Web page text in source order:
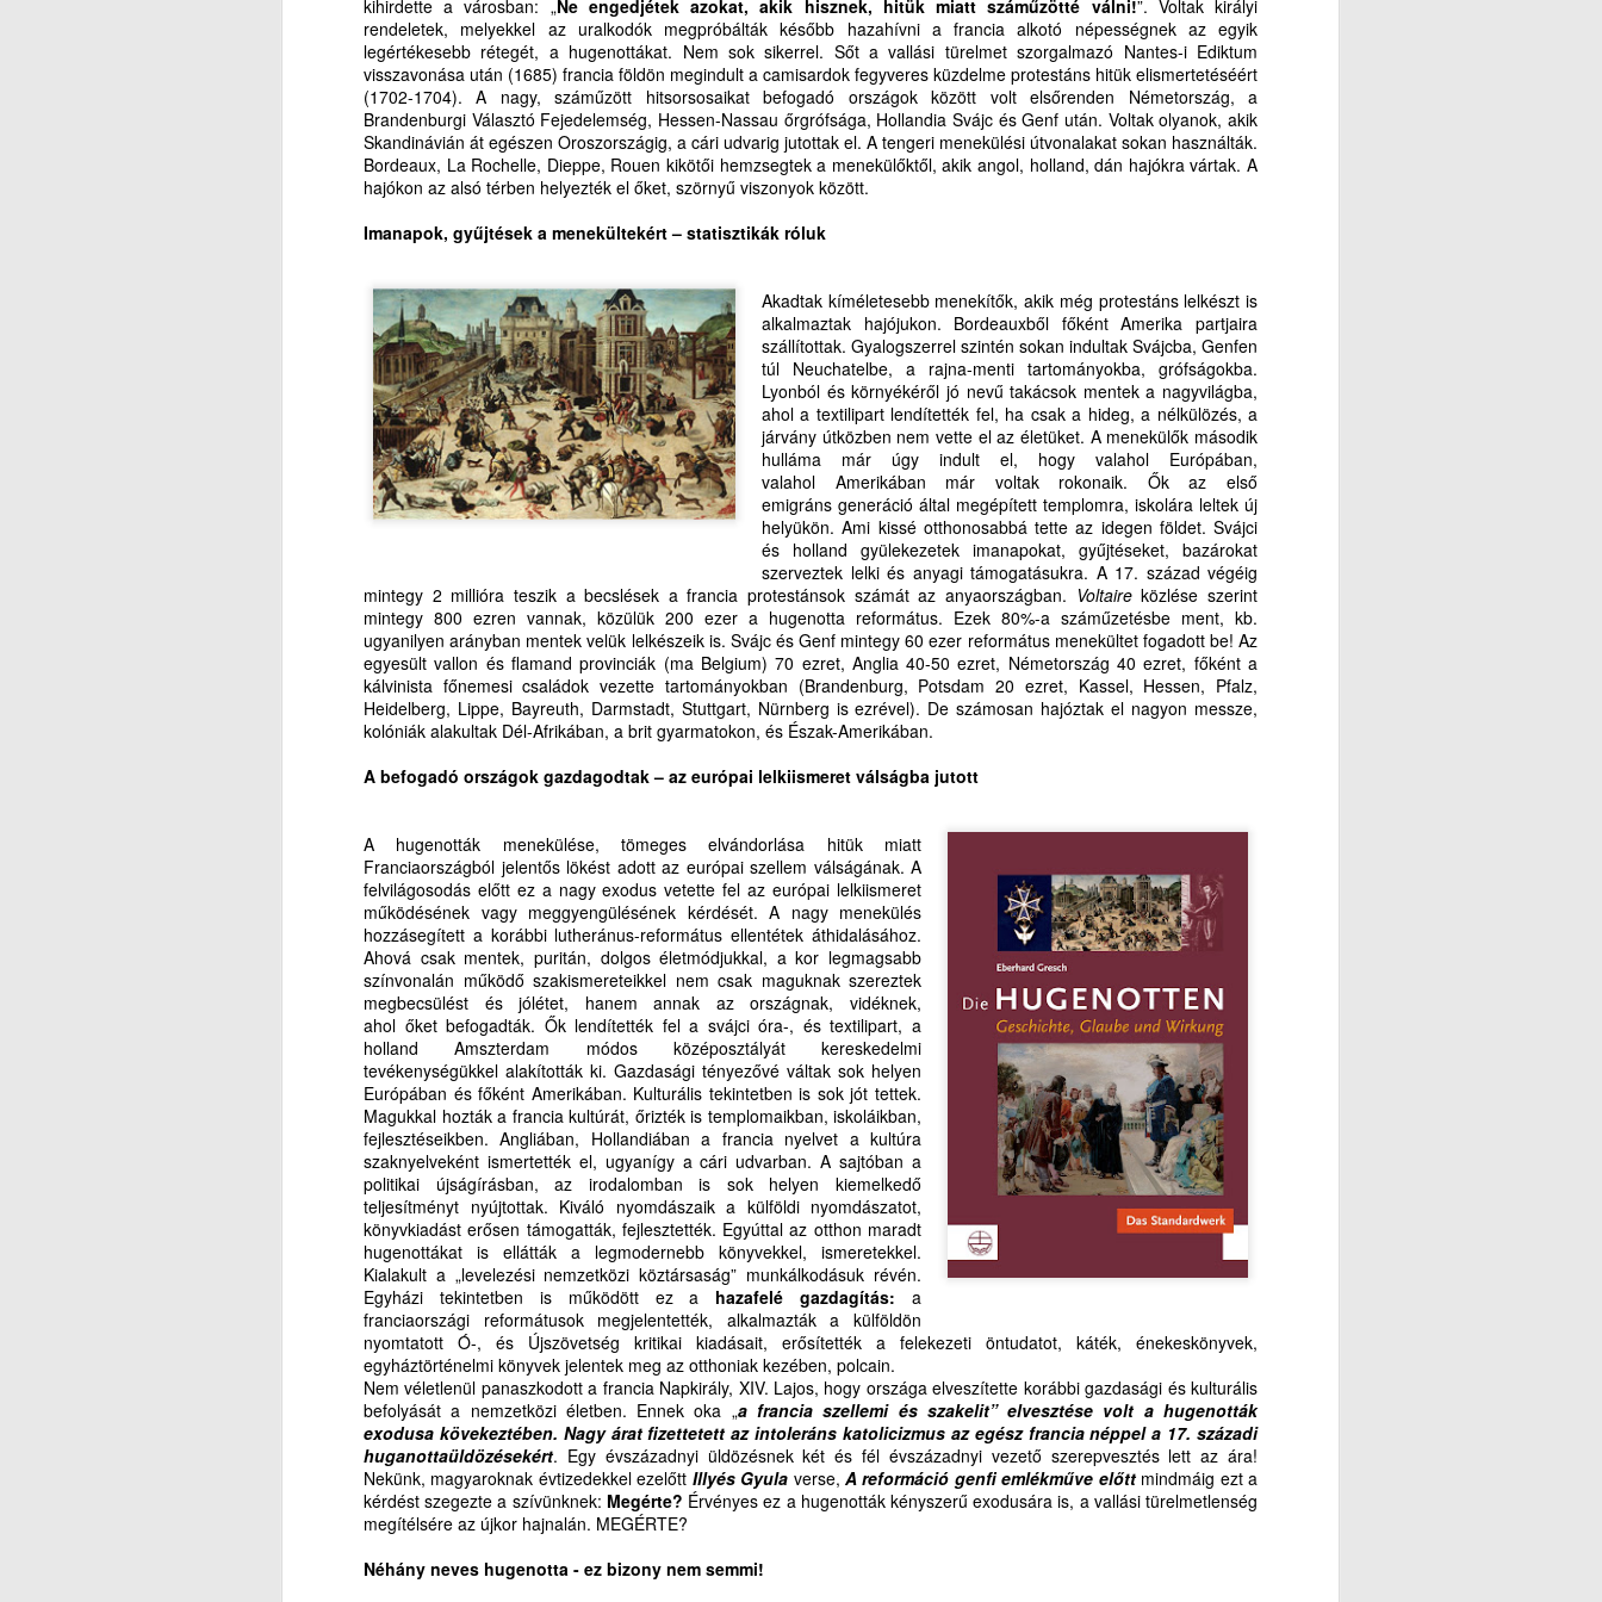
kihirdette a városban: „Ne engedjétek azokat, akik hisznek, hitük miatt száműzötté válni!”. Voltak királyi
rendeletek, melyekkel az uralkodók megpróbálták később hazahívni a francia alkotó népességnek az egyik
legértékesebb rétegét, a hugenottákat. Nem sok sikerrel. Sőt a vallási türelmet szorgalmazó Nantes-i Ediktum
visszavonása után (1685) francia földön megindult a camisardok fegyveres küzdelme protestáns hitük elismertetéséért
(1702-1704). A nagy, száműzött hitsorsosaikat befogadó országok között volt elsőrenden Németország, a
Brandenburgi Választó Fejedelemség, Hessen-Nassau őrgrófsága, Hollandia Svájc és Genf után. Voltak olyanok, akik
Skandinávián át egészen Oroszországig, a cári udvarig jutottak el. A tengeri menekülési útvonalakat sokan használták.
Bordeaux, La Rochelle, Dieppe, Rouen kikötői hemzsegtek a menekülőktől, akik angol, holland, dán hajókra vártak. A
hajókon az alsó térben helyezték el őket, szörnyű viszonyok között.
Imanapok, gyűjtések a menekültekért – statisztikák róluk
Akadtak kíméletesebb menekítők, akik még protestáns lelkészt is
alkalmaztak hajójukon. Bordeauxből főként Amerika partjaira
szállítottak. Gyalogszerrel szintén sokan indultak Svájcba, Genfen
túl Neuchatelbe, a rajna-menti tartományokba, grófságokba.
Lyonból és környékéről jó nevű takácsok menteka nagyvilágba,
ahol a textilipart lendítették fel, ha csak a hideg, a nélkülözés, a
járvány útközben nem vette el az életüket. A menekülők második
hulláma már úgy indult el, hogy valahol Európában,
valahol Amerikában már voltak rokonaik. Ők az első
emigráns generáció által megépített templomra, iskolára leltek új
helyükön. Ami kissé otthonosabbá tette az idegen földet. Svájci
és holland gyülekezetek imanapokat, gyűjtéseket, bazárokat
szerveztek lelki és anyagi támogatásukra. A 17. század végéig
mintegy 2 millióra teszik a becslések a francia protestánsok számát az anyaországban. Voltaireközlése szerint
mintegy 800 ezren vannak, közülük 200 ezer a hugenotta református. Ezek 80%-a száműzetésbe ment, kb.
ugyanilyen arányban mentek velük lelkészeik is. Svájc és Genf mintegy 60 ezer református menekültet fogadott be! Az
egyesült vallon és flamand provinciák (ma Belgium) 70 ezret, Anglia 40-50 ezret, Németország 40 ezret, főként a
kálvinista főnemesi családok vezette tartományokban (Brandenburg, Potsdam 20 ezret, Kassel, Hessen, Pfalz,
Heidelberg, Lippe, Bayreuth, Darmstadt, Stuttgart, Nürnberg is ezrével). De számosan hajóztak el nagyon messze,
kolóniák alakultak Dél-Afrikában, a brit gyarmatokon, és Észak-Amerikában.
A befogadó országok gazdagodtak – az európai lelkiismeret válságba jutott
A hugenották menekülése, tömeges elvándorlása hitük miatt
Franciaországból jelentős lökést adott az európai szellem válságának. A
felvilágosodás előtt ez a nagy exodus vetette fel az európai lelkiismeret
működésének vagy meggyengülésének kérdését. A nagy menekülés
hozzásegített a korábbi lutheránus-református ellentétek áthidalásához.
Ahová csak mentek, puritán, dolgos életmódjukkal, a kor legmagsabb
színvonalán működő szakismereteikkel nem csak maguknak szereztek
megbecsülést és jólétet, hanem annak az országnak, vidéknek,
ahol őket befogadták. Ők lendítették fel a svájci óra-, és textilipart, a
holland Amszterdam módos középosztályát kereskedelmi
tevékenységükkel alakították ki. Gazdasági tényezővé váltak sok helyen
Európában és főként Amerikában. Kulturális tekintetben is sok jót tettek.
Magukkal hozták a francia kultúrát, őrizték is templomaikban, iskoláikban,
fejlesztéseikben. Angliában, Hollandiában a francia nyelvet a kultúra
szaknyelveként ismertették el, ugyanígy a cári udvarban. A sajtóban a
politikai újságírásban, az irodalomban is sok helyen kiemelkedő
teljesítményt nyújtottak. Kiváló nyomdászaik a külföldi nyomdászatot,
könyvkiadást erősen támogatták, fejlesztették. Egyúttal az otthon maradt
hugenottákat is ellátták a legmodernebb könyvekkel, ismeretekkel.
Kialakult a „levelezési nemzetközi köztársaság” munkálkodásuk révén.
Egyházi tekintetben is működött ez a hazafelé gazdagítás: a
franciaországi reformátusok megjelentették, alkalmazták a külföldön
nyomtatott Ó-, és Újszövetség kritikai kiadásait, erősítették a felekezeti öntudatot, káték, énekeskönyvek,
egyháztörténelmi könyvek jelentek meg az otthoniak kezében, polcain.
Nem véletlenül panaszkodott a francia Napkirály, XIV. Lajos, hogy országa elveszítette korábbi gazdasági és kulturális
befolyását a nemzetközi életben. Ennek oka „a francia szellemi és szakelit” elvesztése volt a hugenották
exodusa kövekeztében. Nagy árat fizettetett az intoleráns katolicizmus az egész francia néppel a 17. századi
huganottaüldözésekért. Egy évszázadnyi üldözésnek két és fél évszázadnyi vezető szerepvesztés lett az ára!
Nekünk, magyaroknak évtizedekkel ezelőtt Illyés Gyula verse,A reformáció genfi emlékműve előtt mindmáig ezt a
kérdést szegezte a szívünknek: Megérte? Érvényes ez a hugenották kényszerű exodusára is, a vallási türelmetlenség
megítélsére az újkor hajnalán. MEGÉRTE?
Néhány neves hugenotta - ez bizony nem semmi!
Aki titeket hallgat, engem hallgat, és aki titeket megvet,
engem vet meg; és aki engem vet meg, azt veti meg,
aki engem elküldött
(Luk 10,16)
Pannonicus Reformatus
Évente egy vasárnapon legyen könyörgés és hálaadás
igehirdetésért, prédikátorokért
Mikor van alkalom és idő a gyülekezetekben, az Ige
JUL
30
MIKOR LESZ AZ IGE EGYHÁZÁBAN PRÉDIKÁCIÓ
ÉS PRÉDIKÁTOR VASÁRNAP?
MIKOR LESZ AZ IGE EGYHÁZÁBAN PRÉDIKÁCIÓ ÉS PRÉDIKÁTOR
VASÁRNAP?
Hirdesd az igét, állj elő vele alkalmas és alkalmatlan időben,
ints, fedj, buzdíts teljes béketűréssel és tanítással
(2Tim 4,2)
Aki titeket hallgat, engem hallgat, és aki titeket megvet,
engem vet meg; és aki engem vet meg, azt veti meg,
aki engem elküldött
(Luk 10,16)
Pannonicus Reformatus
Évente egy vasárnapon legyen könyörgés és hálaadás
Mikor van alkalom és idő a gyülekezetekben, az Ige
JUL
26
TESTVÉRI SZÓ TŐKÉS LÁSZLÓHOZ TUSVÁNYOSI
BESZÉDE ÉS A REFORMÁTUS EMLÉKEZET-
KULTÚRA KAPCSÁN
TESTVÉRI SZÓ TŐKÉS LÁSZLÓHOZ
TUSVÁNYOSI BESZÉDE ÉS A REFORMÁTUS
EMLÉKEZET-KULTÚRA KAPCSÁN
Főtiszteletű Püspök Úr!
Több évtizednyi levelezésünk megszakadása sem tud megakadályozni
abban, hogy elemző, történet-antropológiai, történetteológiai
magaslatokon megszólaló-megszólító tusványosi beszédére az
elismerés és a köszönet formális-udvarias szavain túl is ne reflektáljak.
25
MI A TEENDŐNK A HIT ÉS A MESTERSÉGES
INTELLIGENCIA ETIKUS VISZONYÁÉRT?
MI A TEENDŐNK A HIT ÉS A MESTERSÉGES INTELLIGENCIA
ETIKUS VISZONYÁÉRT?
„A technológia hálót sző,
a Szent Lélek azonban szabadságot ad.
Itt az idő, hogy uralkodjunk az eszközeink felett,
Augusztus elején elektronikus kötet formájában megjelenik e sorok írója
könyvsorozatának első kötete. A sorozat címe: A digitális túlélés
enciklopédiája – teológiai stratégiai vázlat a jövőért.
20
LETTERA DOXOLOGICA --- ISTENT MAGASZTALÓ
ŐSZINTE, NYÍLT LEVÉL
SORSRAJZOLATOK
LETTERA DOXOLOGICA
ISTENT MAGASZTALÓ ŐSZINTE,
NYÍLT LEVÉL
Áldás-békesség Istentől!
Az Olvasókkal, Lelkésztestvérekkel, Barátaimmal együtt szeretettel
köszöntöm Önt, Erdélyországnak Bethlen Gábor Nagyságos Fejedelem
óta Nemes és Tiszteletes Református Prédikátorai között, úgy is, mint
a kiváló és Erdély-gyarapító érdemes gr. Teleky család sarját, az Ige és
református népünk szolgálatában.
19
Isten azbesztruhája a menedékünk - 3875 HELYEN
LÁNGOL FÖLDÜNK
3875
Kihűl a szó. A műholdak szeme
sötét tüzek pontjait számlálja.
Madagaszkár, Norvégia, s a szív.
A teremtés vörös, néma rácsa.
Nem Isten keze gyújtotta e lángot.
Mi vetkeztünk le minden irgalmat,
míg a haszon hőkupolája alatt
a megperzselt jövő elhallgat.
De a csipkebokor mégsem ég el.
JUL
18
LÁNGOKBAN A VILÁG – 3875 ÉGÉSI SEB
FÖLDÜNK ARCÁN -- TARTSUNK
KÖNYÖRGÉSEKET!
LÁNGOKBAN A VILÁG – 3875 ÉGÉSI SEB FÖLDÜNK ARCÁN
TARTSUNK KÖNYÖRGÉSEKET A MEGPRÓBÁLTAKÉRT
EZEN VASÁRNAPON (IS)